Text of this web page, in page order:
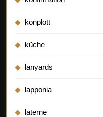
konplott
küche
lanyards
lapponia
laterne